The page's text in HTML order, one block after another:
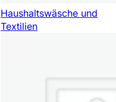
Haushaltswäsche und
Textilien